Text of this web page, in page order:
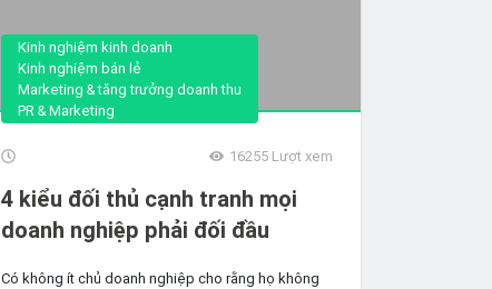
Kinh nghiệm kinh doanh
Kinh nghiệm bán lẻ
Marketing & tăng trưởng doanh thu
PR & Marketing
16255Lượt xem
4 kiểu đối thủ cạnh tranh mọi
doanh nghiệp phải đối đầu
Có không ít chủ doanh nghiệp cho rằng họ không